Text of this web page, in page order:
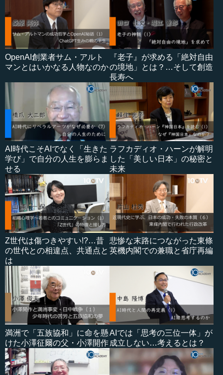
OpenAI創業者サム・アルト
マンとはいかなる人物なのか
『老子』が求める「絶対自由
の境地」とは？…そして創造
長寿へ
AI時代こそAIでなく「生きた
学び」で自分の人生を膨らま
せる
ラフカディオ・ハーンが解明
した「美しい日本」の秘密と
未来
Z世代は傷つきやすい!?…昔
の世代との相違点、共通点と
は
悲惨な末路につながった東條
英機内閣での兼職と省庁再編
満洲で「五族協和」に命を懸
けた小澤征爾の父・小澤開作
AIでは「思考の三位一体」が
成立しない…考えるとは？